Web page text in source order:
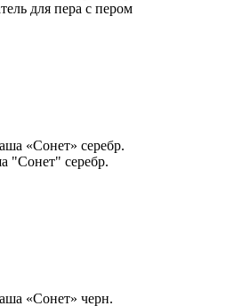
для пера с пером
"Сонет" серебр.